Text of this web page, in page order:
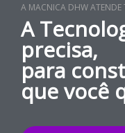
A MACNICA DHW
A
precisa,
para
que você